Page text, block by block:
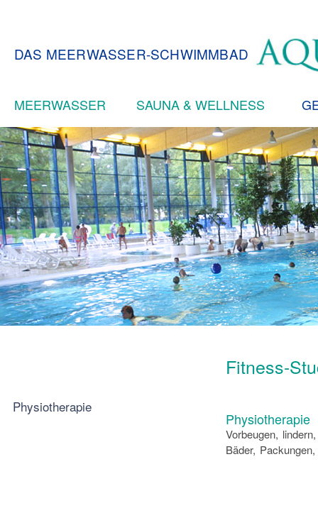
DAS MEERWASSER-SCHWIMMBAD
MEERWASSER SAUNA & WELLNESS
Physiotherapie
Fitness-
Physiotherapie
Vorbeugen,
Bäder,